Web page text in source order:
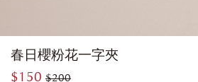
春日櫻粉花一字夾
$150 $200